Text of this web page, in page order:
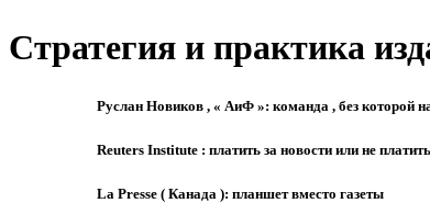
Стратегия и практика
Руслан Новиков , « АиФ »: команда , без которой
Reuters Institute : платить за новости или не
La Presse ( Канада ): планшет вместо газеты